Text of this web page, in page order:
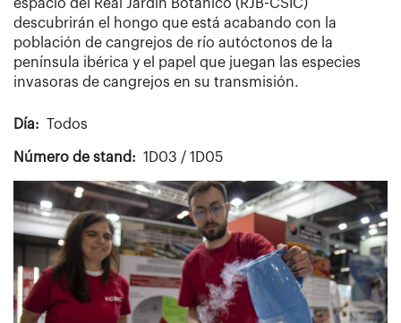
espacio del Real Jardín Botánico (RJB-CSIC)
descubrirán el hongo que está acabando con la
población de cangrejos de río autóctonos de la
península ibérica y el papel que juegan las especies
invasoras de cangrejos en su transmisión.
Día Todos
Número de stand 1D03 / 1D05